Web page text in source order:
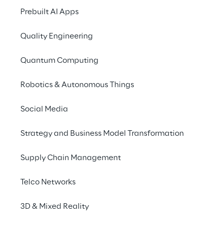
Prebuilt AI Apps
Quality Engineering
Quantum Computing
Robotics & Autonomous Things
Social Media
Strategy and Business Model Transformation
Supply Chain Management
Telco Networks
3D & Mixed Reality
09:00–17:00 UTC
Italiano